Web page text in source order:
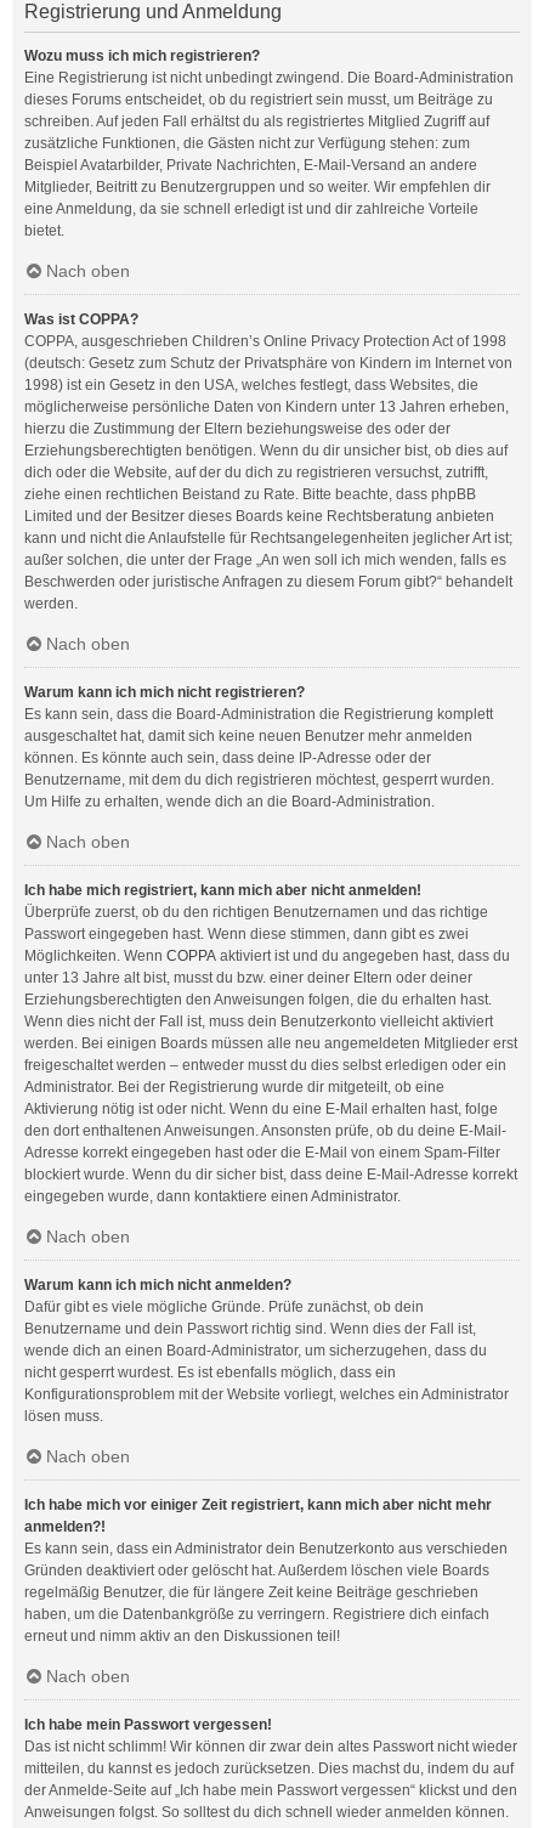
Registrierung und Anmeldung
Wozu muss ich mich registrieren?
Eine Registrierung ist nicht unbedingt zwingend. Die Board-Administration
dieses Forums entscheidet, ob du registriert sein musst, um Beiträge zu
schreiben. Auf jeden Fall erhältst du als registriertes Mitglied Zugriff auf
zusätzliche Funktionen, die Gästen nicht zur Verfügung stehen: zum
Beispiel Avatarbilder, Private Nachrichten, E-Mail-Versand an andere
Mitglieder, Beitritt zu Benutzergruppen und so weiter. Wir empfehlen dir
eine Anmeldung, da sie schnell erledigt ist und dir zahlreiche Vorteile
bietet.
Nach oben
Was ist COPPA?
COPPA, ausgeschrieben Children’s Online Privacy Protection Act of 1998
(deutsch: Gesetz zum Schutz der Privatsphäre von Kindern im Internet von
1998) ist ein Gesetz in den USA, welches festlegt, dass Websites, die
möglicherweise persönliche Daten von Kindern unter 13 Jahren erheben,
hierzu die Zustimmung der Eltern beziehungsweise des oder der
Erziehungsberechtigten benötigen. Wenn du dir unsicher bist, ob dies auf
dich oder die Website, auf der du dich zu registrieren versuchst, zutrifft,
ziehe einen rechtlichen Beistand zu Rate. Bitte beachte, dass phpBB
Limited und der Besitzer dieses Boards keine Rechtsberatung anbieten
kann und nicht die Anlaufstelle für Rechtsangelegenheiten jeglicher Art ist;
außer solchen, die unter der Frage „An wen soll ich mich wenden, falls es
Beschwerden oder juristische Anfragen zu diesem Forum gibt?“ behandelt
werden.
Nach oben
Warum kann ich mich nicht registrieren?
Es kann sein, dass die Board-Administration die Registrierung komplett
ausgeschaltet hat, damit sich keine neuen Benutzer mehr anmelden
können. Es könnte auch sein, dass deine IP-Adresse oder der
Benutzername, mit dem du dich registrieren möchtest, gesperrt wurden.
Um Hilfe zu erhalten, wende dich an die Board-Administration.
Nach oben
Ich habe mich registriert, kann mich aber nicht anmelden!
Überprüfe zuerst, ob du den richtigen Benutzernamen und das richtige
Passwort eingegeben hast. Wenn diese stimmen, dann gibt es zwei
Möglichkeiten. Wenn COPPA aktiviert ist und du angegeben hast, dass du
unter 13 Jahre alt bist, musst du bzw. einer deiner Eltern oder deiner
Erziehungsberechtigten den Anweisungen folgen, die du erhalten hast.
Wenn dies nicht der Fall ist, muss dein Benutzerkonto vielleicht aktiviert
werden. Bei einigen Boards müssen alle neu angemeldeten Mitglieder erst
freigeschaltet werden – entweder musst du dies selbst erledigen oder ein
Administrator. Bei der Registrierung wurde dir mitgeteilt, ob eine
Aktivierung nötig ist oder nicht. Wenn du eine E-Mail erhalten hast, folge
den dort enthaltenen Anweisungen. Ansonsten prüfe, ob du deine E-Mail-
Adresse korrekt eingegeben hast oder die E-Mail von einem Spam-Filter
blockiert wurde. Wenn du dir sicher bist, dass deine E-Mail-Adresse korrekt
eingegeben wurde, dann kontaktiere einen Administrator.
Nach oben
Warum kann ich mich nicht anmelden?
Dafür gibt es viele mögliche Gründe. Prüfe zunächst, ob dein
Benutzername und dein Passwort richtig sind. Wenn dies der Fall ist,
wende dich an einen Board-Administrator, um sicherzugehen, dass du
nicht gesperrt wurdest. Es ist ebenfalls möglich, dass ein
Konfigurationsproblem mit der Website vorliegt, welches ein Administrator
lösen muss.
Nach oben
Ich habe mich vor einiger Zeit registriert, kann mich aber nicht mehr
anmelden?!
Es kann sein, dass ein Administrator dein Benutzerkonto aus verschieden
Gründen deaktiviert oder gelöscht hat. Außerdem löschen viele Boards
regelmäßig Benutzer, die für längere Zeit keine Beiträge geschrieben
haben, um die Datenbankgröße zu verringern. Registriere dich einfach
erneut und nimm aktiv an den Diskussionen teil!
Nach oben
Ich habe mein Passwort vergessen!
Das ist nicht schlimm! Wir können dir zwar dein altes Passwort nicht wieder
mitteilen, du kannst es jedoch zurücksetzen. Dies machst du, indem du auf
der Anmelde-Seite auf „Ich habe mein Passwort vergessen“ klickst und den
Anweisungen folgst. So solltest du dich schnell wieder anmelden können.